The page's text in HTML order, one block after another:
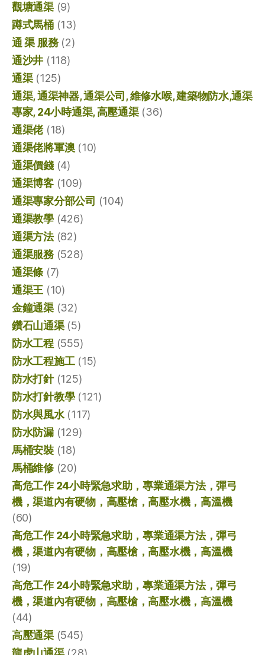
觀塘通渠(9)
蹲式馬桶(13)
通 渠 服務(2)
通沙井 (118)
通渠(125)
通渠, 通渠神器, 通渠公司, 維修水喉, 建築物防水,通渠
專家, 24小時通渠, 高壓通渠(36)
通渠佬(18)
通渠佬將軍澳(10)
通渠價錢(4)
通渠博客(109)
通渠專家分部公司 (104)
通渠教學(426)
通渠方法(82)
通渠服務(528)
通渠條 (7)
通渠王 (10)
金鐘通渠(32)
鑽石山通渠(5)
防水工程(555)
防水工程施工(15)
防水打針(125)
防水打針教學(121)
防水與風水(117)
防水防漏(129)
馬桶安裝(18)
馬桶維修(20)
高危工作 24小時緊急求助，專業通渠方法，彈弓
機，渠道內有硬物，高壓槍，高壓水機，高溫機
(60)
高危工作 24小時緊急求助，專業通渠方法，彈弓
機，渠道內有硬物，高壓槍，高壓水機，高溫機
(19)
高危工作 24小時緊急求助，專業通渠方法，彈弓
機，渠道內有硬物，高壓槍，高壓水機，高溫機
(44)
高壓通渠(545)